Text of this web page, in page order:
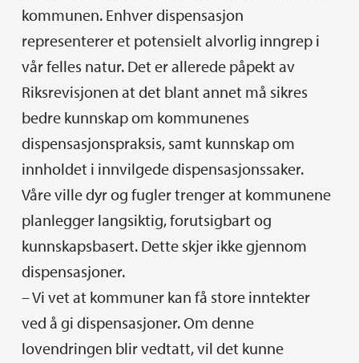
kommunen. Enhver dispensasjon
representerer et potensielt alvorlig inngrep i
vår felles natur. Det er allerede påpekt av
Riksrevisjonen at det blant annet må sikres
bedre kunnskap om kommunenes
dispensasjonspraksis, samt kunnskap om
innholdet i innvilgede dispensasjonssaker.
Våre ville dyr og fugler trenger at kommunene
planlegger langsiktig, forutsigbart og
kunnskapsbasert. Dette skjer ikke gjennom
dispensasjoner.
– Vi vet at kommuner kan få store inntekter
ved å gi dispensasjoner. Om denne
lovendringen blir vedtatt, vil det kunne